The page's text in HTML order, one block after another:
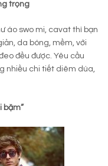
trọng
áo swo mi, cavat thì bạn
da bóng, mềm, với
đều được. Yêu cầu
nhiều chi tiết diêm dúa,
bặm”